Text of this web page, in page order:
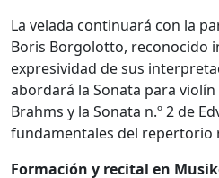
La velada continuará con la
Boris Borgolotto, reconocido
expresividad de sus
abordará la Sonata para violín
Brahms y la Sonata n.º 2 de
fundamentales del repertorio
Formación y recital en